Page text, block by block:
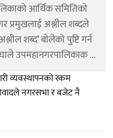
आर्थिक समितिको
प्रमुखलाई अश्लील शब्दले
शब्द’ बोलेको पुष्टि गर्न
उपमहानगरपालिकाक ...
व्यवस्थापनको रकम
नगरसभा र बजेट नै